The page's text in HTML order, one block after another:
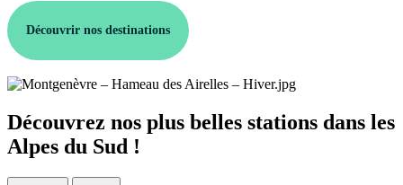
Découvrir nos destinations
Découvrez nos plus belles stations dans les
Alpes du Sud !